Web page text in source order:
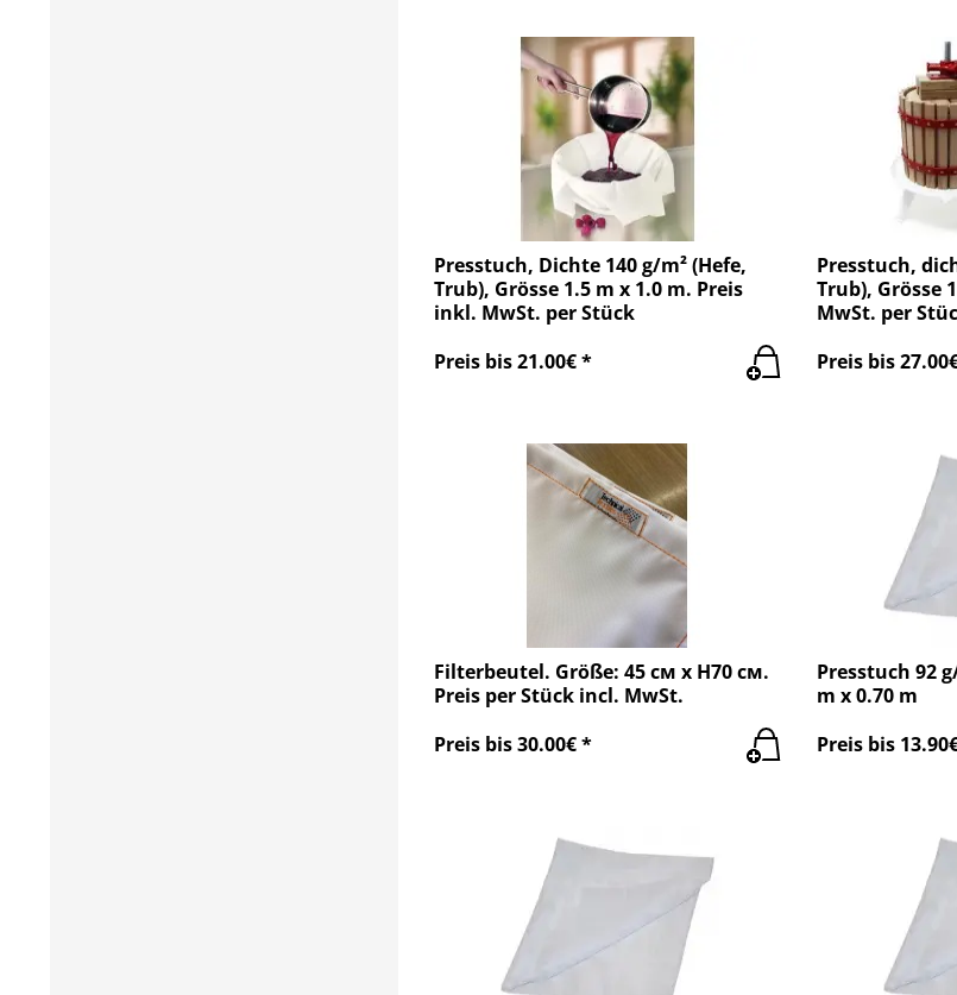
Presstuch, Dichte 140 g/m² (Hefe,
Trub), Grösse 1.5 m x 1.0 m. Preis
inkl. MwSt. per Stück
Preis bis 21.00€ *
Presstuch,
Trub), Grösse
MwSt. per
Preis bis
Filterbeutel. Größe: 45 см x H70 см.
Preis per Stück incl. MwSt.
Preis bis 30.00€ *
Presstuch 92
m x 0.70 m
Preis bis